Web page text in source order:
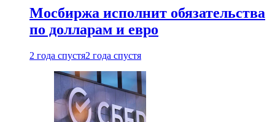
Мосбиржа исполнит обязательства
по долларам и евро
2 года спустя2 года спустя